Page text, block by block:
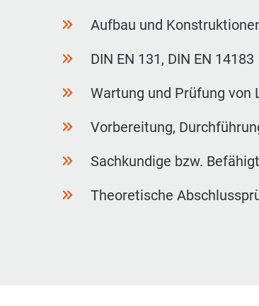
Aufbau und
DIN EN 131, DIN EN 14183
Wartung und Prüfung von
Vorbereitung,
Sachkundige bzw.
Theoretische